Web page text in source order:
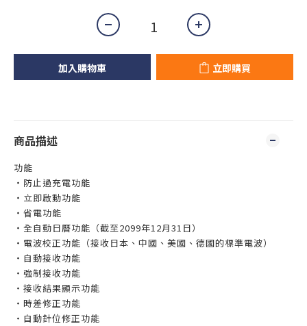
加入購物車 立即購買
商品描述
功能
・防止過充電功能
・立即啟動功能
・省電功能
・全自動日曆功能（截至2099年12月31日）
・電波校正功能（接收日本、中國、美國、德國的標準電波）
・自動接收功能
・強制接收功能
・接收結果顯示功能
・時差修正功能
・自動針位修正功能